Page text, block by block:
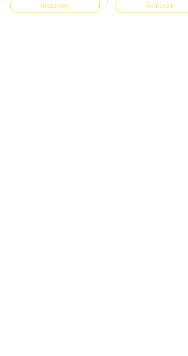
Zobacz cenę Zobacz cenę